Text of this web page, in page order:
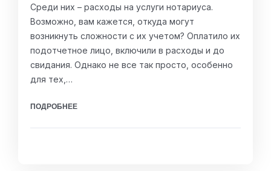
Среди них – расходы на услуги нотариуса.
Возможно, вам кажется, откуда могут
возникнуть сложности с их учетом? Оплатило их
подотчетное лицо, включили в расходы и до
свидания. Однако не все так просто, особенно
для тех,…
ПОДРОБНЕЕ